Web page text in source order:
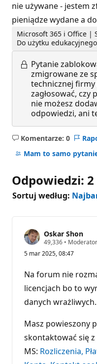
nie używane - jestem
pieniądze wydane a
Microsoft 365 i Office |
Do użytku
Pytanie
zmigrowane ze
technicznej
zagłosować, czy
nie możesz
odpowiedzi, ani
Komentarze: 0
Brak
komentarzy
Mam to samo
Odpowiedzi: 2
Sortuj według:
Oskar Shon
49,336 P
n
t
y
r
e
p
a
j
•
5 mar 2025, 08:47
Na forum nie
licencjach bo to
danych wrażliwych.
Masz powieszony
skontaktować się
MS: Rozliczenia,